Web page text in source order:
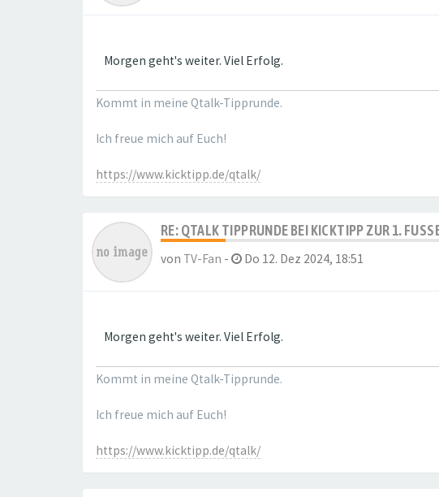
Morgen geht's weiter. Viel Erfolg.
Kommt in meine Qtalk-Tipprunde.
Ich freue mich auf Euch!
https://www.kicktipp.de/qtalk/
RE: QTALK TIPPRUNDE BEI KICKTIPP ZUR 1.
von TV-Fan - Do 12. Dez 2024, 18:51
Morgen geht's weiter. Viel Erfolg.
Kommt in meine Qtalk-Tipprunde.
Ich freue mich auf Euch!
https://www.kicktipp.de/qtalk/